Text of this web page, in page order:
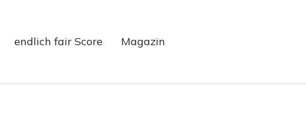
endlich fair Score Magazin